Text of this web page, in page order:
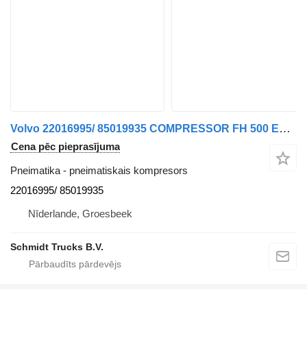
Volvo 22016995/ 85019935 COMPRESSOR FH 500 EURO 6 pneimatiskais kompresors paredzēts kravas automašīnas
Cena pēc pieprasījuma
Pneimatika - pneimatiskais kompresors
22016995/ 85019935
Nīderlande, Groesbeek
Schmidt Trucks B.V.